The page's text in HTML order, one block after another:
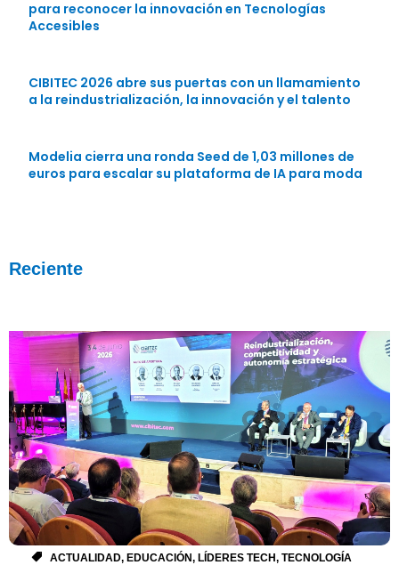
para reconocer la innovación en Tecnologías
Accesibles
CIBITEC 2026 abre sus puertas con un llamamiento
a la reindustrialización, la innovación y el talento
Modelia cierra una ronda Seed de 1,03 millones de
euros para escalar su plataforma de IA para moda
Reciente
ACTUALIDAD, EDUCACIÓN, LÍDERES TECH, TECNOLOGÍA